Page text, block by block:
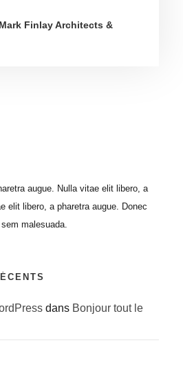
Finlay Architects &
augue. Nulla vitae elit libero, a
elit libero, a pharetra augue. Donec
malesuada.
dans Bonjour tout le